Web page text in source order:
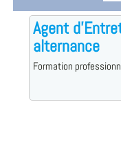
Agent
alternance
Formation